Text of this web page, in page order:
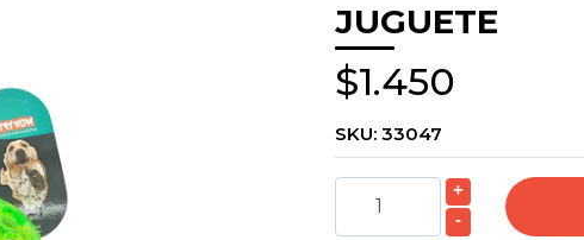
JUGUETE
$1.450
SKU: 33047
+
-